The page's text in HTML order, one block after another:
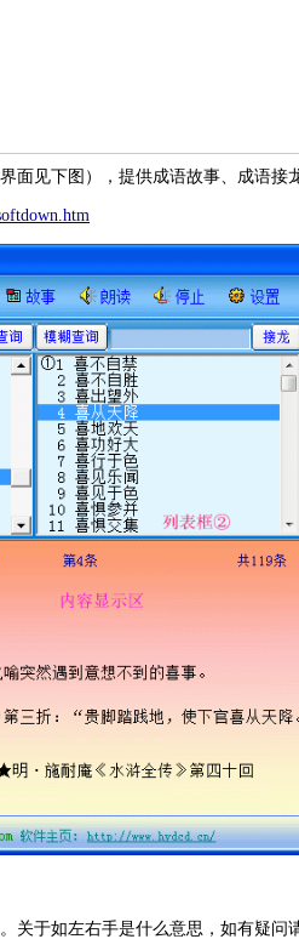
面见下图），提供成语故事、成语接
关于如左右手是什么意思，如有疑问